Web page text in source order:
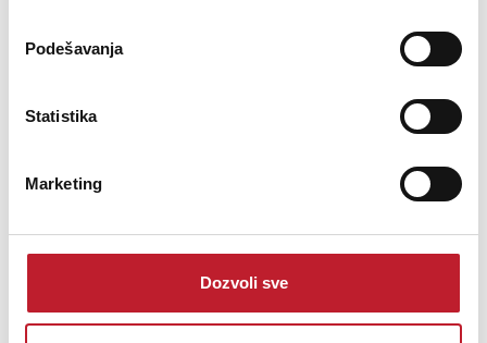
Podešavanja
Statistika
Marketing
Dozvoli sve